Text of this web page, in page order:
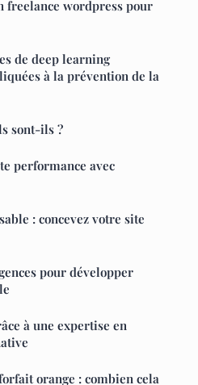
freelance wordpress pour
de deep learning
à la prévention de la
sont-ils ?
performance avec
: concevez votre site
pour développer
à une expertise en
orange : combien cela